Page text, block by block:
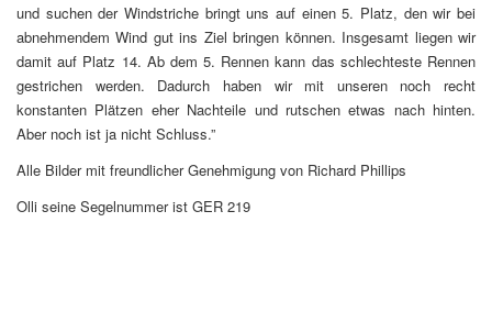
und suchen der Windstriche bringt uns auf einen 5. Platz, den wir bei
abnehmendem Wind gut ins Ziel bringen können. Insgesamt liegen wir
damit auf Platz 14. Ab dem 5. Rennen kann das schlechteste Rennen
gestrichen werden. Dadurch haben wir mit unseren noch recht
konstanten Plätzen eher Nachteile und rutschen etwas nach hinten.
Aber noch ist ja nicht Schluss.”
Alle Bilder mit freundlicher Genehmigung von Richard Phillips
Olli seine Segelnummer ist GER 219